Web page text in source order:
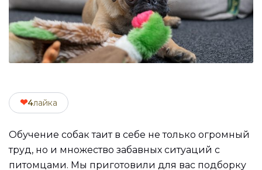
❤4лайка
Обучение собак таит в себе не только огромный
труд, но и множество забавных ситуаций с
питомцами. Мы приготовили для вас подборку